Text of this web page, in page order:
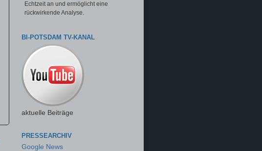
Echtzeit an und ermöglicht eine
rückwirkende Analyse.
BI-POTSDAM TV-KANAL
aktuelle Beiträge
PRESSEARCHIV
Google News